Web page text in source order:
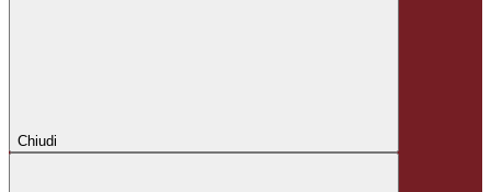
Chiudi